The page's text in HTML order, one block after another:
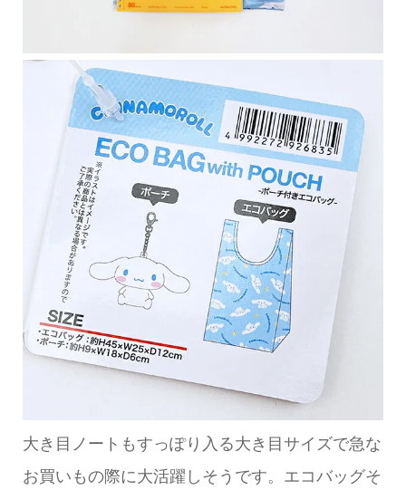
大き目ノートもすっぽり入る大き目サイズで急な
お買いもの際に大活躍しそうです。エコバッグそ